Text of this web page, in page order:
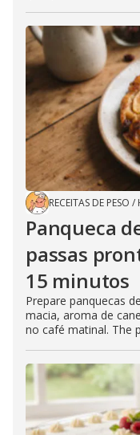
RECEITAS DE PESO /
Panqueca
passas
15 minutos
Prepare panquecas
macia, aroma de
no café matinal. The